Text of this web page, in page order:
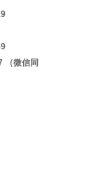
（微信同